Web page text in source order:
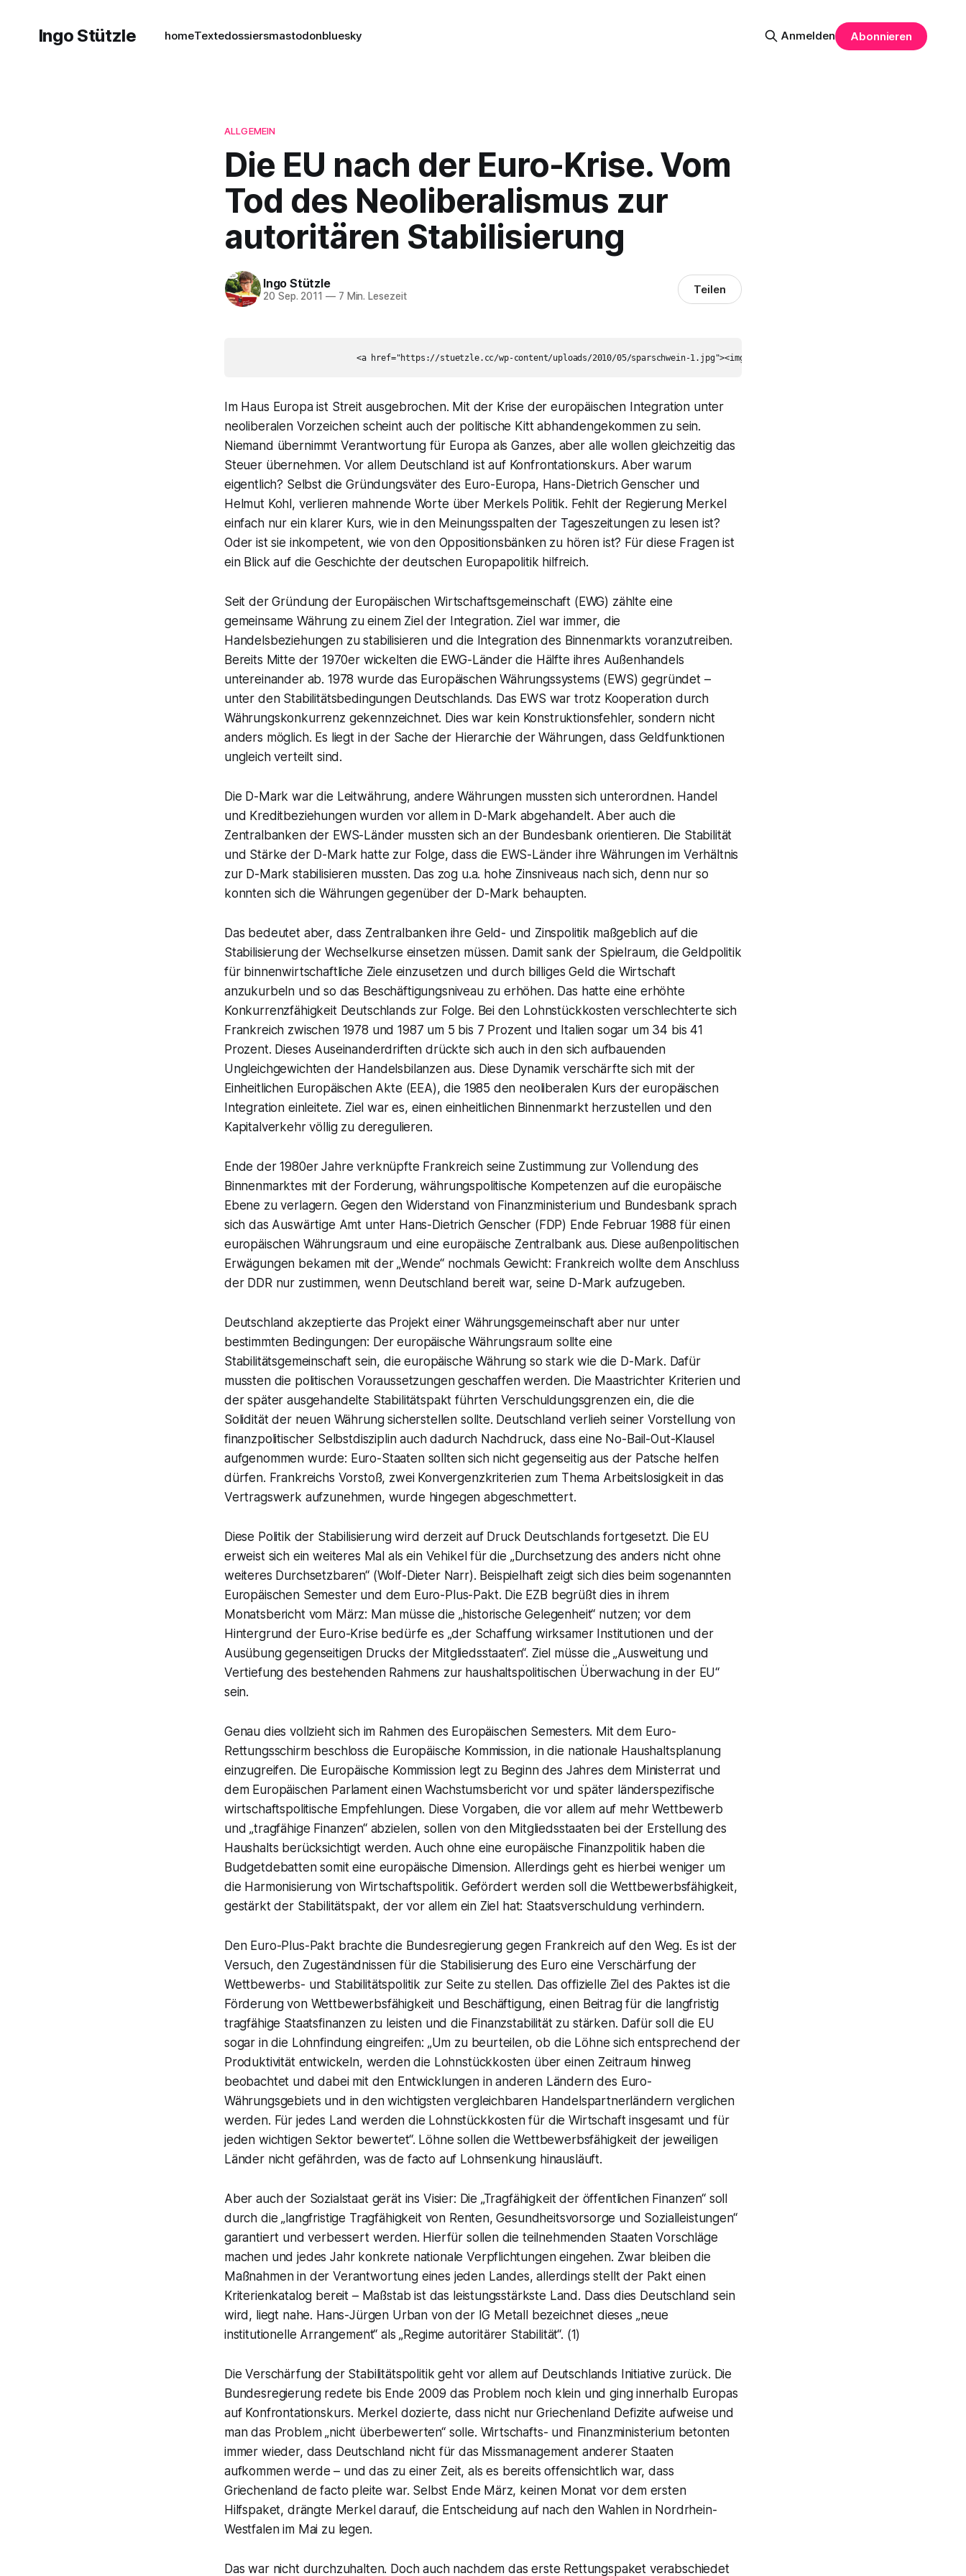
Ingo Stützle homeTextedossiersmastodonbluesky Anmelden Abonnieren
ALLGEMEIN
Die EU nach der Euro-Krise. Vom
Tod des Neoliberalismus zur
autoritären Stabilisierung
Ingo Stützle
20 Sep. 2011 —7 Min. Lesezeit Teilen
Im Haus Europa ist Streit ausgebrochen. Mit der Krise der europäischen Integration unter
neoliberalen Vorzeichen scheint auch der politische Kitt abhandengekommen zu sein.
Niemand übernimmt Verantwortung für Europa als Ganzes, aber alle wollen gleichzeitig das
Steuer übernehmen. Vor allem Deutschland ist auf Konfrontationskurs. Aber warum
eigentlich? Selbst die Gründungsväter des Euro-Europa, Hans-Dietrich Genscher und
Helmut Kohl, verlieren mahnende Worte über Merkels Politik. Fehlt der Regierung Merkel
einfach nur ein klarer Kurs, wie in den Meinungsspalten der Tageszeitungen zu lesen ist?
Oder ist sie inkompetent, wie von den Oppositionsbänken zu hören ist? Für diese Fragen ist
ein Blick auf die Geschichte der deutschen Europapolitik hilfreich.
Seit der Gründung der Europäischen Wirtschaftsgemeinschaft (EWG) zählte eine
gemeinsame Währung zu einem Ziel der Integration. Ziel war immer, die
Handelsbeziehungen zu stabilisieren und die Integration des Binnenmarkts voranzutreiben.
Bereits Mitte der 1970er wickelten die EWG-Länder die Hälfte ihres Außenhandels
untereinander ab. 1978 wurde das Europäischen Währungssystems (EWS) gegründet –
unter den Stabilitätsbedingungen Deutschlands. Das EWS war trotz Kooperation durch
Währungskonkurrenz gekennzeichnet. Dies war kein Konstruktionsfehler, sondern nicht
anders möglich. Es liegt in der Sache der Hierarchie der Währungen, dass Geldfunktionen
ungleich verteilt sind.
Die D-Mark war die Leitwährung, andere Währungen mussten sich unterordnen. Handel
und Kreditbeziehungen wurden vor allem in D-Mark abgehandelt. Aber auch die
Zentralbanken der EWS-Länder mussten sich an der Bundesbank orientieren. Die Stabilität
und Stärke der D-Mark hatte zur Folge, dass die EWS-Länder ihre Währungen im Verhältnis
zur D-Mark stabilisieren mussten. Das zog u.a. hohe Zinsniveaus nach sich, denn nur so
konnten sich die Währungen gegenüber der D-Mark behaupten.
Das bedeutet aber, dass Zentralbanken ihre Geld- und Zinspolitik maßgeblich auf die
Stabilisierung der Wechselkurse einsetzen müssen. Damit sank der Spielraum, die Geldpolitik
für binnenwirtschaftliche Ziele einzusetzen und durch billiges Geld die Wirtschaft
anzukurbeln und so das Beschäftigungsniveau zu erhöhen. Das hatte eine erhöhte
Konkurrenzfähigkeit Deutschlands zur Folge. Bei den Lohnstückkosten verschlechterte sich
Frankreich zwischen 1978 und 1987 um 5 bis 7 Prozent und Italien sogar um 34 bis 41
Prozent. Dieses Auseinanderdriften drückte sich auch in den sich aufbauenden
Ungleichgewichten der Handelsbilanzen aus. Diese Dynamik verschärfte sich mit der
Einheitlichen Europäischen Akte (EEA), die 1985 den neoliberalen Kurs der europäischen
Integration einleitete. Ziel war es, einen einheitlichen Binnenmarkt herzustellen und den
Kapitalverkehr völlig zu deregulieren.
Ende der 1980er Jahre verknüpfte Frankreich seine Zustimmung zur Vollendung des
Binnenmarktes mit der Forderung, währungspolitische Kompetenzen auf die europäische
Ebene zu verlagern. Gegen den Widerstand von Finanzministerium und Bundesbank sprach
sich das Auswärtige Amt unter Hans-Dietrich Genscher (FDP) Ende Februar 1988 für einen
europäischen Währungsraum und eine europäische Zentralbank aus. Diese außenpolitischen
Erwägungen bekamen mit der „Wende“ nochmals Gewicht: Frankreich wollte dem Anschluss
der DDR nur zustimmen, wenn Deutschland bereit war, seine D-Mark aufzugeben.
Deutschland akzeptierte das Projekt einer Währungsgemeinschaft aber nur unter
bestimmten Bedingungen: Der europäische Währungsraum sollte eine
Stabilitätsgemeinschaft sein, die europäische Währung so stark wie die D-Mark. Dafür
mussten die politischen Voraussetzungen geschaffen werden. Die Maastrichter Kriterien und
der später ausgehandelte Stabilitätspakt führten Verschuldungsgrenzen ein, die die
Solidität der neuen Währung sicherstellen sollte. Deutschland verlieh seiner Vorstellung von
finanzpolitischer Selbstdisziplin auch dadurch Nachdruck, dass eine No-Bail-Out-Klausel
aufgenommen wurde: Euro-Staaten sollten sich nicht gegenseitig aus der Patsche helfen
dürfen. Frankreichs Vorstoß, zwei Konvergenzkriterien zum Thema Arbeitslosigkeit in das
Vertragswerk aufzunehmen, wurde hingegen abgeschmettert.
Diese Politik der Stabilisierung wird derzeit auf Druck Deutschlands fortgesetzt. Die EU
erweist sich ein weiteres Mal als ein Vehikel für die „Durchsetzung des anders nicht ohne
weiteres Durchsetzbaren“ (Wolf-Dieter Narr). Beispielhaft zeigt sich dies beim sogenannten
Europäischen Semester und dem Euro-Plus-Pakt. Die EZB begrüßt dies in ihrem
Monatsbericht vom März: Man müsse die „historische Gelegenheit“ nutzen; vor dem
Hintergrund der Euro-Krise bedürfe es „der Schaffung wirksamer Institutionen und der
Ausübung gegenseitigen Drucks der Mitgliedsstaaten“. Ziel müsse die „Ausweitung und
Vertiefung des bestehenden Rahmens zur haushaltspolitischen Überwachung in der EU“
sein.
Genau dies vollzieht sich im Rahmen des Europäischen Semesters. Mit dem Euro-
Rettungsschirm beschloss die Europäische Kommission, in die nationale Haushaltsplanung
einzugreifen. Die Europäische Kommission legt zu Beginn des Jahres dem Ministerrat und
dem Europäischen Parlament einen Wachstumsbericht vor und später länderspezifische
wirtschaftspolitische Empfehlungen. Diese Vorgaben, die vor allem auf mehr Wettbewerb
und „tragfähige Finanzen“ abzielen, sollen von den Mitgliedsstaaten bei der Erstellung des
Haushalts berücksichtigt werden. Auch ohne eine europäische Finanzpolitik haben die
Budgetdebatten somit eine europäische Dimension. Allerdings geht es hierbei weniger um
die Harmonisierung von Wirtschaftspolitik. Gefördert werden soll die Wettbewerbsfähigkeit,
gestärkt der Stabilitätspakt, der vor allem ein Ziel hat: Staatsverschuldung verhindern.
Den Euro-Plus-Pakt brachte die Bundesregierung gegen Frankreich auf den Weg. Es ist der
Versuch, den Zugeständnissen für die Stabilisierung des Euro eine Verschärfung der
Wettbewerbs- und Stabilitätspolitik zur Seite zu stellen. Das offizielle Ziel des Paktes ist die
Förderung von Wettbewerbsfähigkeit und Beschäftigung, einen Beitrag für die langfristig
tragfähige Staatsfinanzen zu leisten und die Finanzstabilität zu stärken. Dafür soll die EU
sogar in die Lohnfindung eingreifen: „Um zu beurteilen, ob die Löhne sich entsprechend der
Produktivität entwickeln, werden die Lohnstückkosten über einen Zeitraum hinweg
beobachtet und dabei mit den Entwicklungen in anderen Ländern des Euro-
Währungsgebiets und in den wichtigsten vergleichbaren Handelspartnerländern verglichen
werden. Für jedes Land werden die Lohnstückkosten für die Wirtschaft insgesamt und für
jeden wichtigen Sektor bewertet“. Löhne sollen die Wettbewerbsfähigkeit der jeweiligen
Länder nicht gefährden, was de facto auf Lohnsenkung hinausläuft.
Aber auch der Sozialstaat gerät ins Visier: Die „Tragfähigkeit der öffentlichen Finanzen“ soll
durch die „langfristige Tragfähigkeit von Renten, Gesundheitsvorsorge und Sozialleistungen“
garantiert und verbessert werden. Hierfür sollen die teilnehmenden Staaten Vorschläge
machen und jedes Jahr konkrete nationale Verpflichtungen eingehen. Zwar bleiben die
Maßnahmen in der Verantwortung eines jeden Landes, allerdings stellt der Pakt einen
Kriterienkatalog bereit – Maßstab ist das leistungsstärkste Land. Dass dies Deutschland sein
wird, liegt nahe. Hans-Jürgen Urban von der IG Metall bezeichnet dieses „neue
institutionelle Arrangement“ als „Regime autoritärer Stabilität“. (1)
Die Verschärfung der Stabilitätspolitik geht vor allem auf Deutschlands Initiative zurück. Die
Bundesregierung redete bis Ende 2009 das Problem noch klein und ging innerhalb Europas
auf Konfrontationskurs. Merkel dozierte, dass nicht nur Griechenland Defizite aufweise und
man das Problem „nicht überbewerten“ solle. Wirtschafts- und Finanzministerium betonten
immer wieder, dass Deutschland nicht für das Missmanagement anderer Staaten
aufkommen werde – und das zu einer Zeit, als es bereits offensichtlich war, dass
Griechenland de facto pleite war. Selbst Ende März, keinen Monat vor dem ersten
Hilfspaket, drängte Merkel darauf, die Entscheidung auf nach den Wahlen in Nordrhein-
Westfalen im Mai zu legen.
Das war nicht durchzuhalten. Doch auch nachdem das erste Rettungspaket verabschiedet